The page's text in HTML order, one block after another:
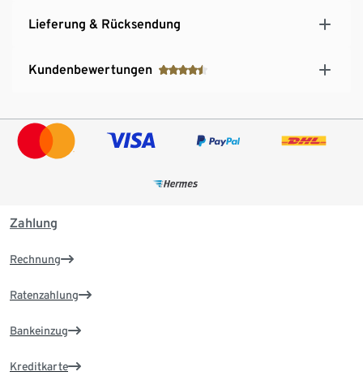
Lieferung & Rücksendung
Kundenbewertungen
Zahlung
Rechnung
Ratenzahlung
Bankeinzug
Kreditkarte